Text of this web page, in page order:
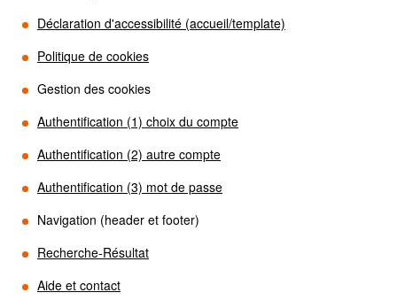
Déclaration d'accessibilité (accueil/template)
Politique de cookies
Gestion des cookies
Authentification (1) choix du compte
Authentification (2) autre compte
Authentification (3) mot de passe
Navigation (header et footer)
Recherche-Résultat
Aide et contact